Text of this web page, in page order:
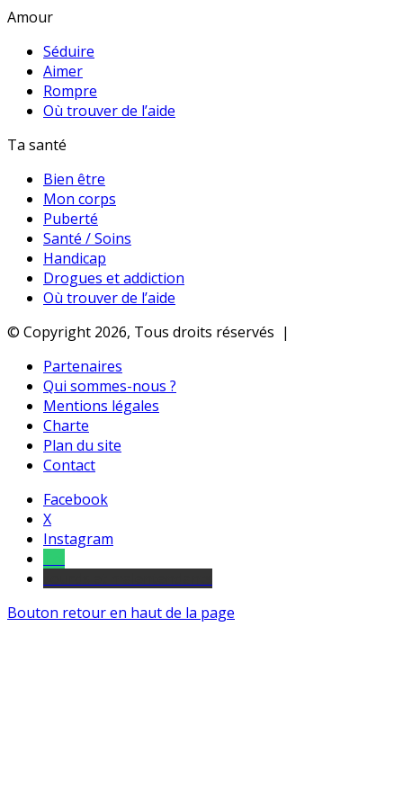
Amour
Séduire
Aimer
Rompre
Où trouver de l’aide
Ta santé
Bien être
Mon corps
Puberté
Santé / Soins
Handicap
Drogues et addiction
Où trouver de l’aide
© Copyright 2026, Tous droits réservés |
Partenaires
Qui sommes-nous ?
Mentions légales
Charte
Plan du site
Contact
Facebook
X
Instagram
Bouton retour en haut de la page